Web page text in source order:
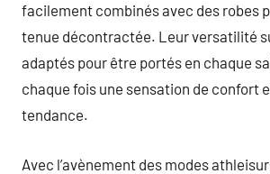
facilement combinés avec des robes
tenue décontractée. Leur versatilité
adaptés pour être portés en chaque
chaque fois une sensation de confort
tendance.
Avec l’avènement des modes